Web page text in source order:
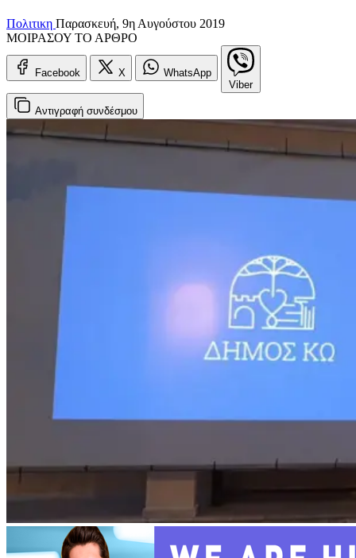
Πολιτικη Παρασκευή, 9η Αυγούστου 2019
ΜΟΙΡΑΣΟΥ ΤΟ ΑΡΘΡΟ
Facebook X
WhatsApp
Viber
Αντιγραφή συνδέσμου